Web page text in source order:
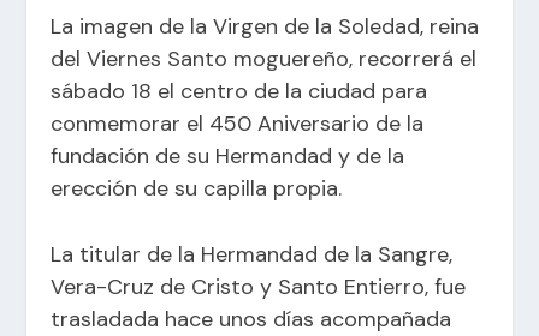
La imagen de la Virgen de la Soledad, reina
del Viernes Santo moguereño, recorrerá el
sábado 18 el centro de la ciudad para
conmemorar el 450 Aniversario de la
fundación de su Hermandad y de la
erección de su capilla propia.
La titular de la Hermandad de la Sangre,
Vera-Cruz de Cristo y Santo Entierro, fue
trasladada hace unos días acompañada